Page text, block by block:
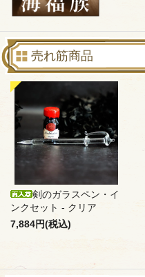
売れ筋商品
剣のガラスペン・イ
ンクセット - クリア
7,884円(税込)